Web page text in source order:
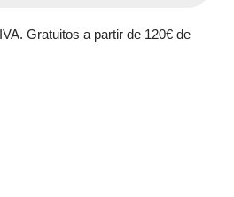
Gratuitos a partir de 120€ de